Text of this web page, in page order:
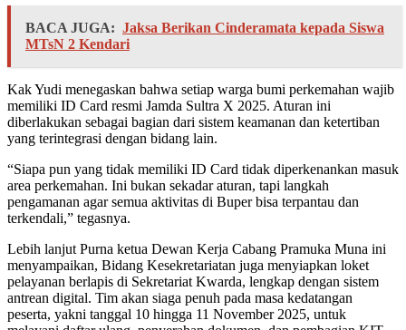
BACA JUGA: Jaksa Berikan Cinderamata kepada Siswa
MTsN 2 Kendari
Kak Yudi menegaskan bahwa setiap warga bumi perkemahan wajib
memiliki ID Card resmi Jamda Sultra X 2025. Aturan ini
diberlakukan sebagai bagian dari sistem keamanan dan ketertiban
yang terintegrasi dengan bidang lain.
“Siapa pun yang tidak memiliki ID Card tidak diperkenankan masuk
area perkemahan. Ini bukan sekadar aturan, tapi langkah
pengamanan agar semua aktivitas di Buper bisa terpantau dan
terkendali,” tegasnya.
Lebih lanjut Purna ketua Dewan Kerja Cabang Pramuka Muna ini
menyampaikan, Bidang Kesekretariatan juga menyiapkan loket
pelayanan berlapis di Sekretariat Kwarda, lengkap dengan sistem
antrean digital. Tim akan siaga penuh pada masa kedatangan
peserta, yakni tanggal 10 hingga 11 November 2025, untuk